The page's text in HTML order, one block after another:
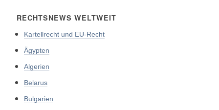
RECHTSNEWS WELTWEIT
Kartellrecht und EU-Recht
Ägypten
Algerien
Belarus
Bulgarien